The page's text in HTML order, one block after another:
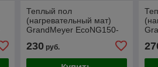
Теплый пол
(нагревательный мат)
GrandMeyer EcoNG150-
230руб.